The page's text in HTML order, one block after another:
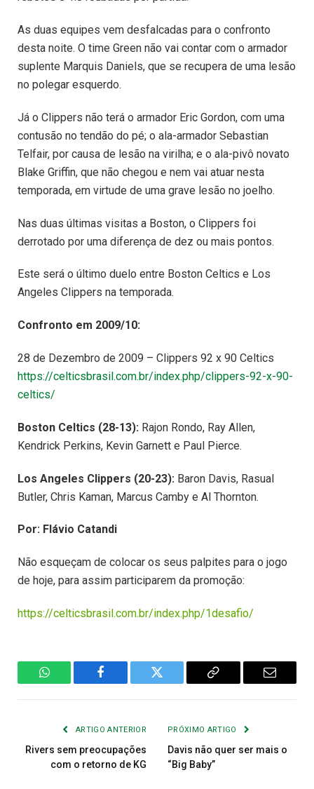
As duas equipes vem desfalcadas para o confronto
desta noite. O time Green não vai contar com o armador
suplente Marquis Daniels, que se recupera de uma lesão
no polegar esquerdo.
Já o Clippers não terá o armador Eric Gordon, com uma
contusão no tendão do pé; o ala-armador Sebastian
Telfair, por causa de lesão na virilha; e o ala-pivô novato
Blake Griffin, que não chegou e nem vai atuar nesta
temporada, em virtude de uma grave lesão no joelho.
Nas duas últimas visitas a Boston, o Clippers foi
derrotado por uma diferença de dez ou mais pontos.
Este será o último duelo entre Boston Celtics e Los
Angeles Clippers na temporada.
Confronto em 2009/10:
28 de Dezembro de 2009 – Clippers 92 x 90 Celtics
https://celticsbrasil.com.br/index.php/clippers-92-x-90-
celtics/
Boston Celtics (28-13): Rajon Rondo, Ray Allen,
Kendrick Perkins, Kevin Garnett e Paul Pierce.
Los Angeles Clippers (20-23): Baron Davis, Rasual
Butler, Chris Kaman, Marcus Camby e Al Thornton.
Por: Flávio Catandi
Não esqueçam de colocar os seus palpites para o jogo
de hoje, para assim participarem da promoção:
https://celticsbrasil.com.br/index.php/1desafio/
WhatsAppFacebook Twitter
Copiar
E-
ARTIGO ANTERIOR
Rivers sem preocupações
com o retorno de KG
PRÓXIMO ARTIGO
Davis não quer ser mais o
“Big Baby”